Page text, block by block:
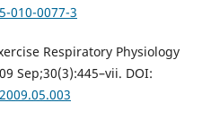
010-0077-3
Respiratory Physiology
Sep;30(3):445–vii. DOI: